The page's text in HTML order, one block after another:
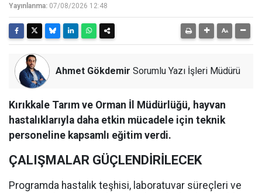
Yayınlanma: 07/08/2026 12:48
Ahmet Gökdemir Sorumlu Yazı İşleri Müdürü
Kırıkkale Tarım ve Orman İl Müdürlüğü, hayvan
hastalıklarıyla daha etkin mücadele için teknik
personeline kapsamlı eğitim verdi.
ÇALIŞMALAR GÜÇLENDİRİLECEK
Programda hastalık teşhisi, laboratuvar süreçleri ve